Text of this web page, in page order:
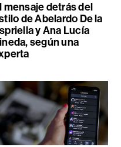
mensaje detrás del
de Abelardo De la
y Ana Lucía
según una